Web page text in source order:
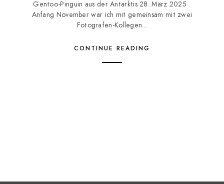
Gentoo-Pinguin aus der Antarktis 28. März 2025
Anfang November war ich mit gemeinsam mit zwei
Fotografen-Kollegen...
CONTINUE READING